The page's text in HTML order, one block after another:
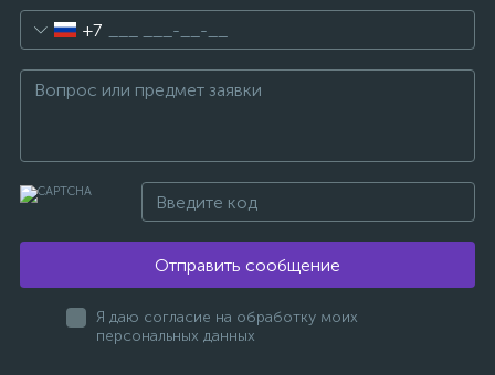
+7
Отправить сообщение
Я даю согласие на обработку моих
персональных данных